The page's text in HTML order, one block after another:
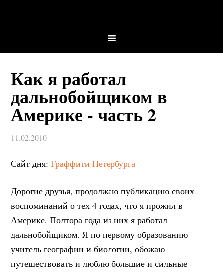
Как я работал
дальнобойщиком в
Америке - часть 2
11.02.2010
Сайт дня:Граффити Петербурга
Дорогие друзья, продолжаю публикацию своих
воспоминаний о тех 4 годах, что я прожил в
Америке. Полтора года из них я работал
дальнобойщиком. Я по первому образованию
учитель географии и биологии, обожаю
путешествовать и люблю большие и сильные